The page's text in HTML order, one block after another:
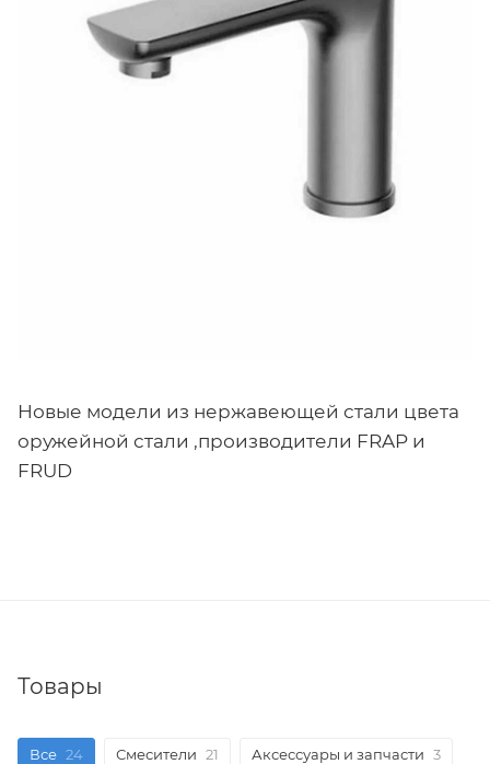
Новые модели из нержавеющей стали цвета
оружейной стали ,производители FRAP и
FRUD
Товары
Все 24 Смесители 21 Аксессуары и запчасти 3